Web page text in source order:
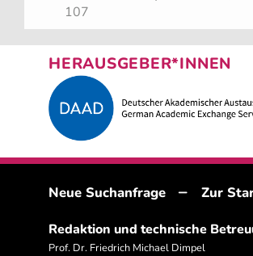
107
HERAUSGEBER*INNEN
Neue Suchanfrage – Zur
Redaktion und technische
Prof. Dr. Friedrich Michael Dimpel